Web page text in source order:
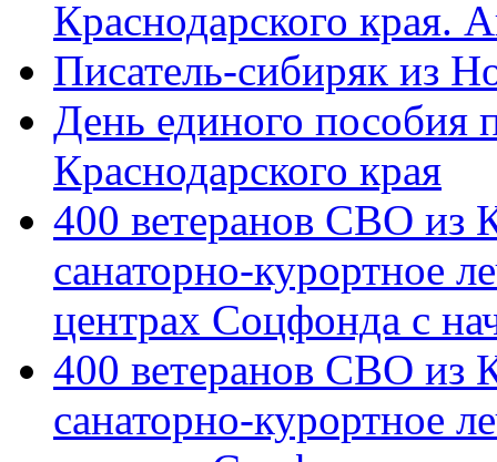
Краснодарского края.
Писатель-сибиряк из
День единого пособия
Краснодарского края
400 ветеранов СВО из
санаторно-курортное
центрах Соцфонда с
400 ветеранов СВО из
санаторно-курортное